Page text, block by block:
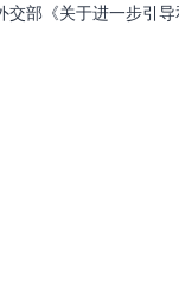
部《关于进一步引